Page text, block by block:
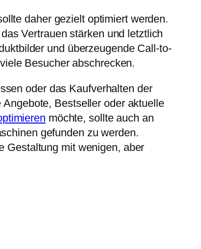
daher gezielt optimiert werden.
Vertrauen stärken und letztlich
und überzeugende Call-to-
Besucher abschrecken.
oder das Kaufverhalten der
Bestseller oder aktuelle
möchte, sollte auch an
gefunden zu werden.
Gestaltung mit wenigen, aber